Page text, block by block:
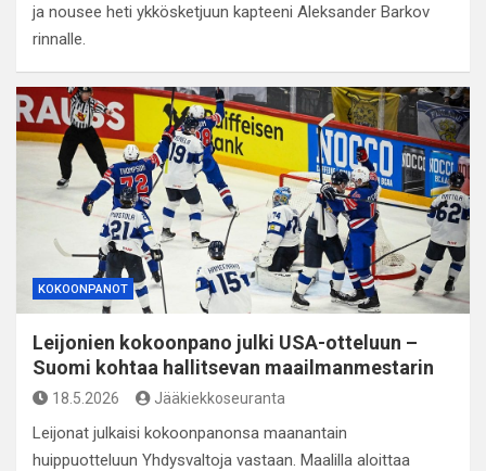
ja nousee heti ykkösketjuun kapteeni Aleksander Barkov
rinnalle.
KOKOONPANOT
Leijonien kokoonpano julki USA-otteluun –
Suomi kohtaa hallitsevan maailmanmestarin
18.5.2026 Jääkiekkoseuranta
Leijonat julkaisi kokoonpanonsa maanantain
huippuotteluun Yhdysvaltoja vastaan. Maalilla aloittaa